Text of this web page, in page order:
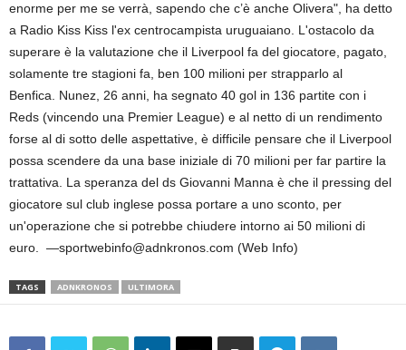
enorme per me se verrà, sapendo che c’è anche Olivera", ha detto
a Radio Kiss Kiss l'ex centrocampista uruguaiano. L'ostacolo da
superare è la valutazione che il Liverpool fa del giocatore, pagato,
solamente tre stagioni fa, ben 100 milioni per strapparlo al
Benfica. Nunez, 26 anni, ha segnato 40 gol in 136 partite con i
Reds (vincendo una Premier League) e al netto di un rendimento
forse al di sotto delle aspettative, è difficile pensare che il Liverpool
possa scendere da una base iniziale di 70 milioni per far partire la
trattativa. La speranza del ds Giovanni Manna è che il pressing del
giocatore sul club inglese possa portare a uno sconto, per
un'operazione che si potrebbe chiudere intorno ai 50 milioni di
euro. —sportwebinfo@adnkronos.com (Web Info)
TAGS ADNKRONOS ULTIMORA